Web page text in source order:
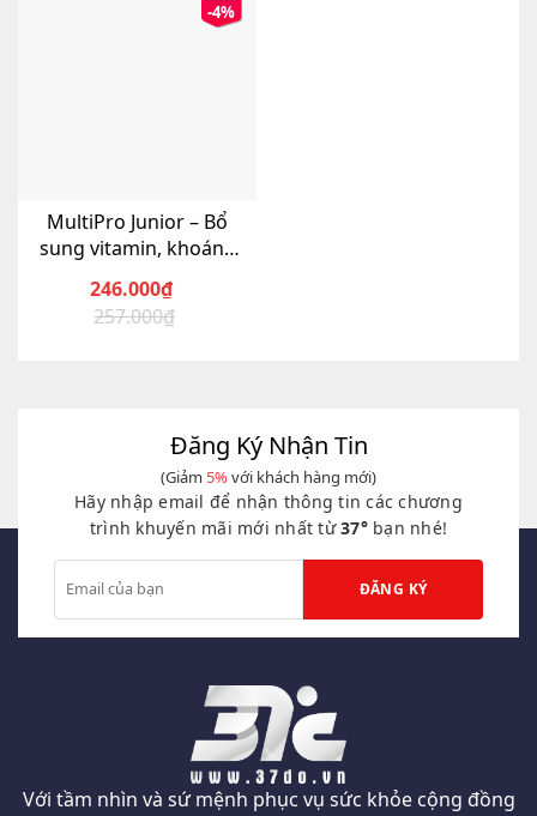
-4%
MultiPro Junior – Bổ
sung vitamin, khoáng
257.000₫
Giá
246.000₫
Giá
Đăng Ký Nhận Tin
(Giảm 5%với khách hàng mới)
Hãy nhập email để nhận thông tin các chương
trình khuyến mãi mới nhất từ37°bạn nhé!
Với tầm nhìn và sứ mệnh phục vụ sức khỏe cộng đồng